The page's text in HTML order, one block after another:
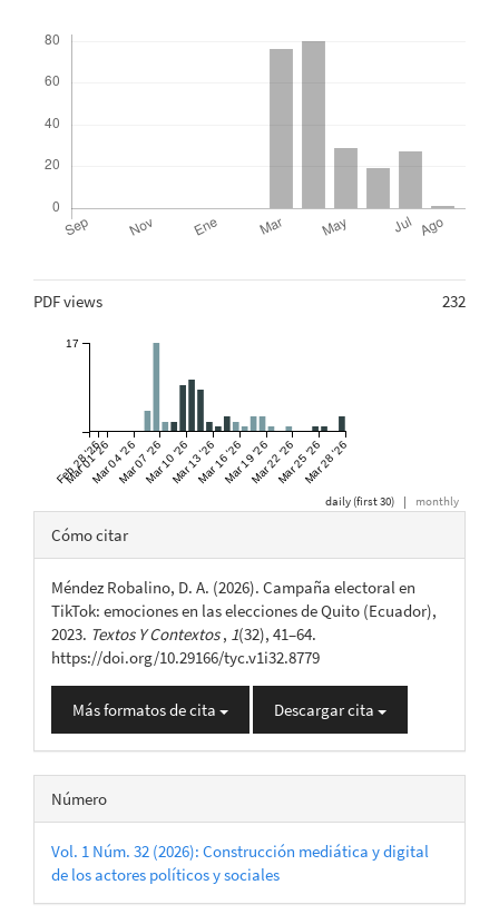
PDF views 232
Feb 28 '26
Mar 01 '26Mar 04 '26Mar 07 '26Mar 10 '26Mar 13 '26Mar 16 '26Mar 19 '26Mar 22 '26Mar 25 '26Mar 28 '26
17
daily (first 30) | monthly
Detalles
del
artículo
Cómo citar
Méndez Robalino, D. A. (2026). Campaña electoral en
TikTok: emociones en las elecciones de Quito (Ecuador),
2023. Textos Y Contextos, 1(32), 41–64.
https://doi.org/10.29166/tyc.v1i32.8779
Más formatos de cita Descargar cita
Número
Vol. 1 Núm. 32 (2026): Construcción mediática y digital
de los actores políticos y sociales